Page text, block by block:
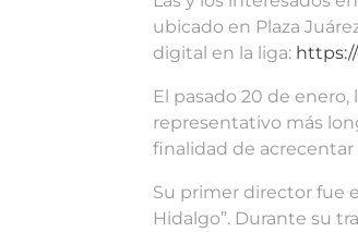
ubicado en Plaza
digital en la liga:
El pasado 20 de
representativo más
finalidad de
Su primer director fue
Hidalgo”. Durante su